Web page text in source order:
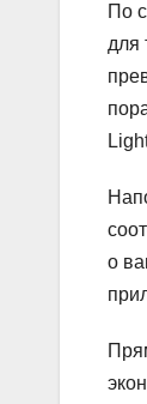
По
для
о